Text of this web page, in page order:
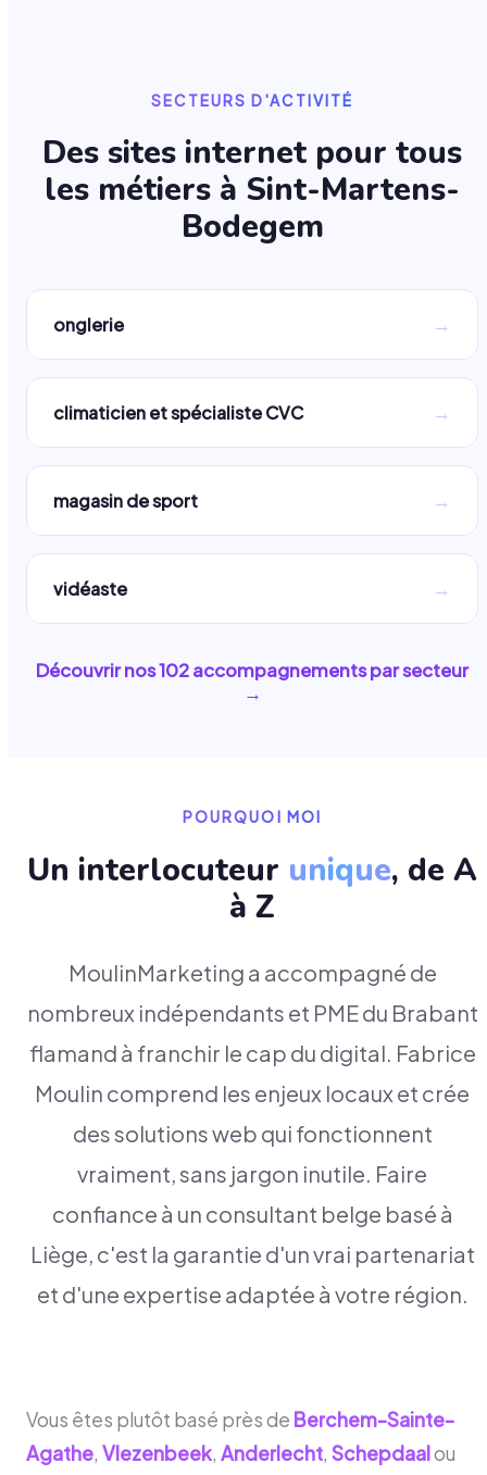
SECTEURS D'ACTIVITÉ
Des sites internet pour tous
les métiers à Sint-Martens-
Bodegem
onglerie →
climaticien et spécialiste CVC →
magasin de sport →
vidéaste →
Découvrir nos102accompagnements par secteur
→
POURQUOI MOI
Un interlocuteur unique, de A
à Z
MoulinMarketing a accompagné de
nombreux indépendants et PME du Brabant
flamand à franchir le cap du digital. Fabrice
Moulin comprend les enjeux locaux et crée
des solutions web qui fonctionnent
vraiment, sans jargon inutile. Faire
confiance à un consultant belge basé à
Liège, c'est la garantie d'un vrai partenariat
et d'une expertise adaptée à votre région.
Vous êtes plutôt basé près de Berchem-Sainte-
Agathe, Vlezenbeek, Anderlecht, Schepdaalou